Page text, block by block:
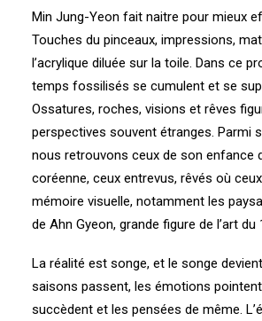
Min Jung-Yeon fait naitre pour mieux
Touches du pinceaux, impressions,
l’acrylique diluée sur la toile. Dans ce
temps fossilisés se cumulent et se
Ossatures, roches, visions et rêves
perspectives souvent étranges. Parmi
nous retrouvons ceux de son enfance
coréenne, ceux entrevus, rêvés où
mémoire visuelle, notamment les
de Ahn Gyeon, grande figure de l’art
La réalité est songe, et le songe
saisons passent, les émotions
succèdent et les pensées de même.